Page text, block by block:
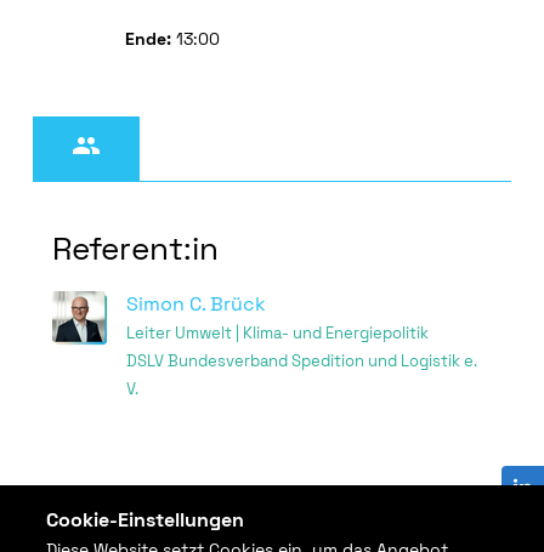
Jetzt anmelden
Ende: 13:00

Referent:in
Simon C. Brück
Leiter Umwelt | Klima- und Energiepolitik
DSLV Bundesverband Spedition und Logistik e.
V.
Cookie-Einstellungen